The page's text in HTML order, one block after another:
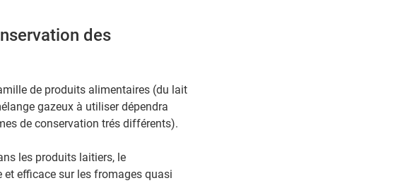
des
de produits alimentaires (du lait
gazeux à utiliser dépendra
de conservation trés différents).
les produits laitiers, le
efficace sur les fromages quasi